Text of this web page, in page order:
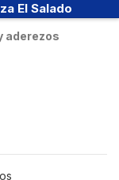
El Salado
aderezos